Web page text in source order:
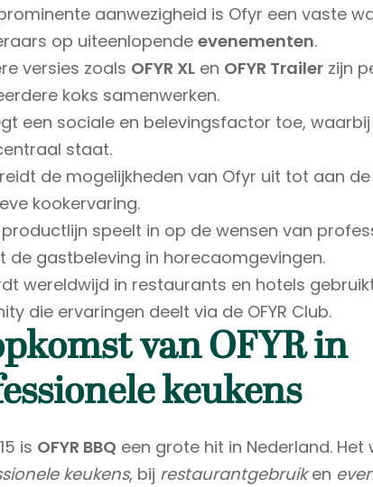
aanwezigheid is Ofyr een vaste
op uiteenlopende evenementen.
versies zoals OFYR XLen OFYR Trailerzijn
koks samenwerken.
een sociale en belevingsfactor toe,
staat.
de mogelijkheden van Ofyr uit tot aan
kookervaring.
productlijn speelt in op de wensen van
de gastbeleving in horecaomgevingen.
wereldwijd in restaurants en hotels
die ervaringen deelt via de OFYR Club.
van OFYR in
keukens
is OFYR BBQ een grote hit in Nederland.
keukens, bij restaurantgebruiken